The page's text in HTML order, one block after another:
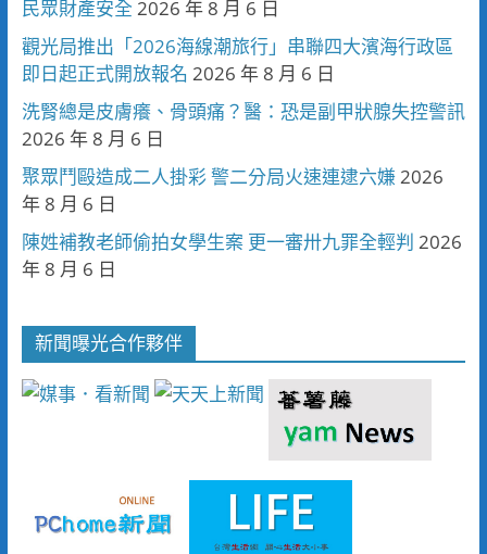
民眾財產安全 2026 年 8 月 6 日
觀光局推出「2026海線潮旅行」串聯四大濱海行政區
即日起正式開放報名 2026 年 8 月 6 日
洗腎總是皮膚癢、骨頭痛？醫：恐是副甲狀腺失控警訊
2026 年 8 月 6 日
聚眾鬥毆造成二人掛彩 警二分局火速連逮六嫌 2026
年 8 月 6 日
陳姓補教老師偷拍女學生案 更一審卅九罪全輕判 2026
年 8 月 6 日
新聞曝光合作夥伴